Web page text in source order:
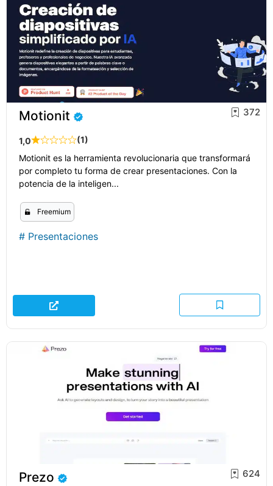
Motionit
1,0 (1)
372
Motionit es la herramienta revolucionaria que transformará
por completo tu forma de crear presentaciones. Con la
potencia de la inteligen...
Freemium
# Presentaciones
Prezo 624